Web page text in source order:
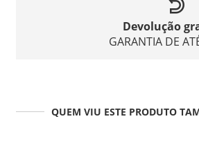
Devolução
GARANTIA DE
QUEM VIU ESTE PRODUTO